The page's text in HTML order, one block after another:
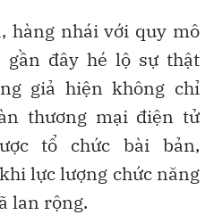
hàng nhái với quy mô
đây hé lộ sự thật
giả hiện không chỉ
thương mại điện tử
tổ chức bài bản,
lực lượng chức năng
lan rộng.